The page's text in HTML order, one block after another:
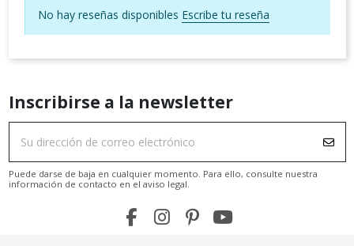
No hay reseñas disponibles Escribe tu reseña
Inscribirse a la newsletter
Puede darse de baja en cualquier momento. Para ello, consulte nuestra
información de contacto en el aviso legal.